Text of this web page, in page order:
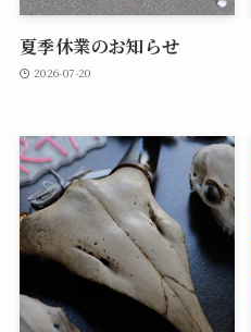
夏季休業のお知らせ
2026-07-20